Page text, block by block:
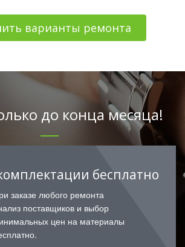
варианты ремонта
до конца месяца!
бесплатно
заказе любого ремонта
поставщиков и выбор
цен на материалы